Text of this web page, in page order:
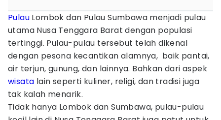
Pulau Lombok dan Pulau Sumbawa menjadi pulau
utama Nusa Tenggara Barat dengan populasi
tertinggi. Pulau-pulau tersebut telah dikenal
dengan pesona kecantikan alamnya, baik pantai,
air terjun, gunung, dan lainnya. Bahkan dari aspek
wisata lain seperti kuliner, religi, dan tradisi juga
tak kalah menarik.
Tidak hanya Lombok dan Sumbawa, pulau-pulau